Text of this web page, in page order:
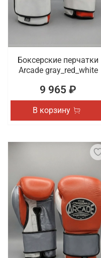
Боксерские перчатки
Arcade gray_red_white
9 965 ₽
В корзину